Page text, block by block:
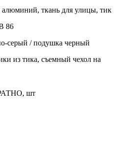
ткань для улицы, тик
86
серый / подушка черный
из тика, съемный чехол на
шт